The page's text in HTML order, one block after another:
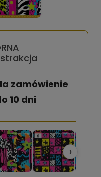
zamówienie
10 dni
›